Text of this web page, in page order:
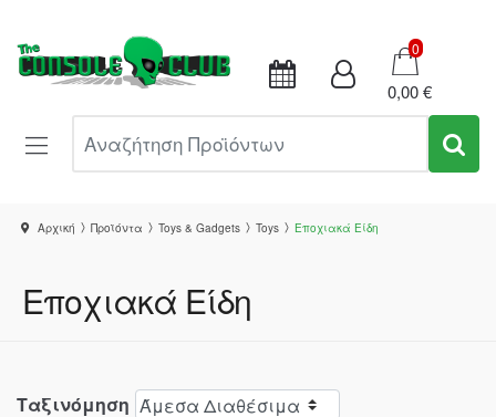
Καλάθι
0
0,00 €
Αρχική Προϊόντα Toys & Gadgets Toys Εποχιακά Είδη
Εποχιακά Είδη
Ταξινόμηση